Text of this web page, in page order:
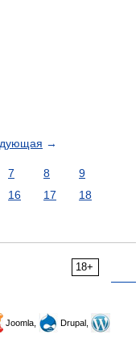
→
7 8
9
16 17
18
18+
Joomla,
Drupal,